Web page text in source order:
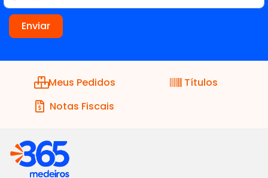
Meus Pedidos
Títulos
Notas Fiscais